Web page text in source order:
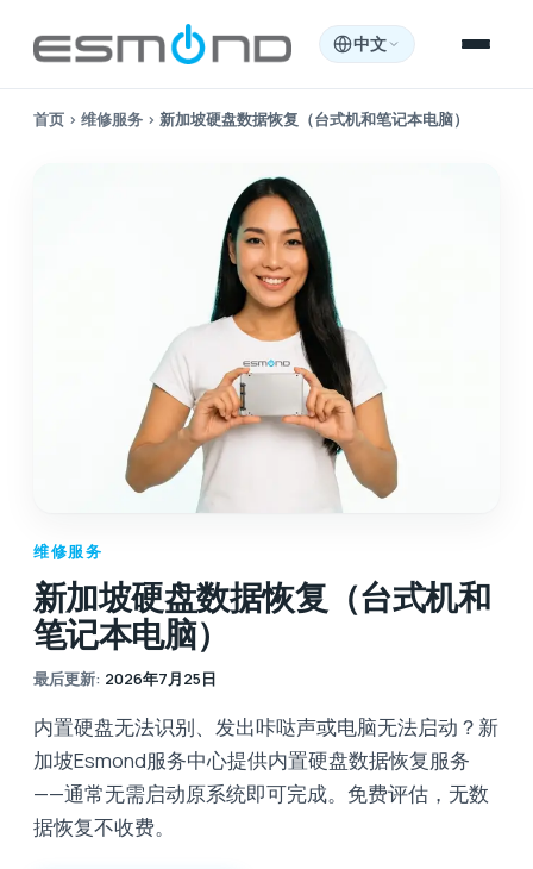
中文
首页 › 维修服务 › 新加坡硬盘数据恢复（台式机和笔记本电脑）
维修服务
新加坡硬盘数据恢复（台式机和
笔记本电脑）
最后更新: 2026年7月25日
内置硬盘无法识别、发出咔哒声或电脑无法启动？新
加坡Esmond服务中心提供内置硬盘数据恢复服务
——通常无需启动原系统即可完成。免费评估，无数
据恢复不收费。